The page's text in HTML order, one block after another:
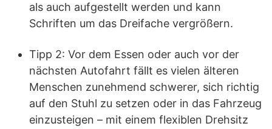
als auch aufgestellt werden und kann
Schriften um das Dreifache vergrößern.
Tipp 2: Vor dem Essen oder auch vor der
nächsten Autofahrt fällt es vielen älteren
Menschen zunehmend schwerer, sich richtig
auf den Stuhl zu setzen oder in das Fahrzeug
einzusteigen – mit einem flexiblen Drehsitz